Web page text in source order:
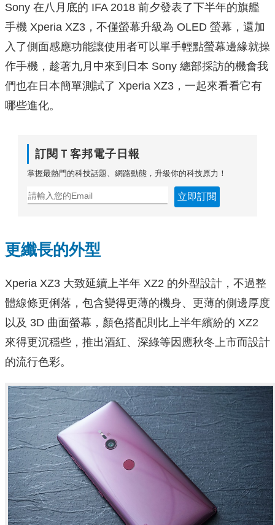
Sony 在八月底的 IFA 2018 前夕發表了下半年的旗艦
手機 Xperia XZ3，不僅螢幕升級為 OLED 螢幕，還加
入了側面感應功能讓使用者可以單手輕點螢幕邊緣就操
作手機，趁著九月中來到日本 Sony 總部採訪的機會我
們也在日本簡單測試了 Xperia XZ3，一起來看看它有
哪些進化。
訂閱Ｔ客邦電子日報
掌握最熱門的科技話題、網路動態，升級你的科技原力！
立即訂閱
更纖長的外型
Xperia XZ3 大致延續上半年 XZ2 的外型設計，不過整
體線條更俐落，包含變得更薄的機身、更薄的側邊厚度
以及 3D 曲面螢幕，顏色搭配則比上半年繽紛的 XZ2
來得更沉穩些，推出酒紅、深綠等因應秋冬上市而設計
的流行色彩。